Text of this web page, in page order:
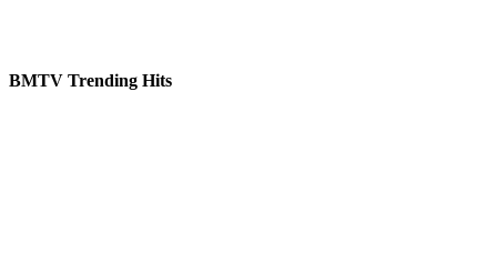
BMTV Trending Hits